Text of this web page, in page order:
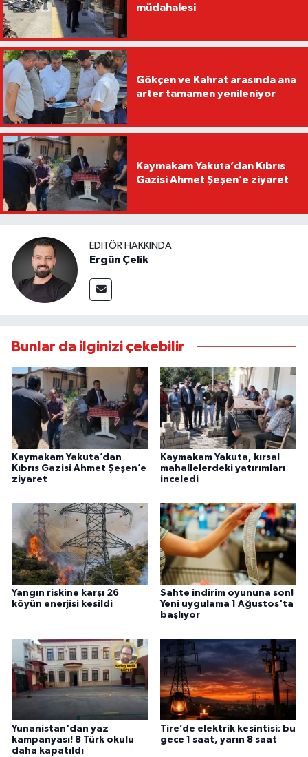
müdahalesi
Gökçen ve Kahrat arasında ana
arter tamamen yenileniyor
Kaymakam Yakuta’dan Kıbrıs
Gazisi Ahmet Şeşen’e ziyaret
EDITÖR HAKKINDA
Ergün Çelik
Bunlar da ilginizi çekebilir
Kaymakam Yakuta’dan
Kıbrıs Gazisi Ahmet Şeşen’e
ziyaret
Kaymakam Yakuta, kırsal
mahallelerdeki yatırımları
inceledi
Yangın riskine karşı 26
köyün enerjisi kesildi
Sahte indirim oyununa son!
Yeni uygulama 1 Ağustos'ta
başlıyor
Yunanistan'dan yaz
kampanyası! 8 Türk okulu
daha kapatıldı
Tire’de elektrik kesintisi: bu
gece 1 saat, yarın 8 saat